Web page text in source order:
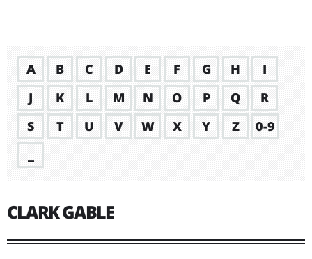
A B C D E F G H
I
J
K L M N O P Q
R
S
T U V W X Y Z
0-9
CLARK GABLE